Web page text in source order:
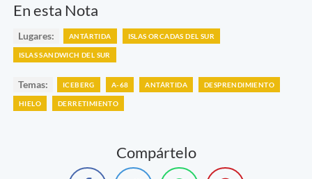
En esta Nota
Lugares: ANTÁRTIDA ISLAS ORCADAS DEL SUR
ISLAS SANDWICH DEL SUR
Temas: ICEBERG A-68 ANTÁRTIDA DESPRENDIMIENTO
HIELO DERRETIMIENTO
Compártelo